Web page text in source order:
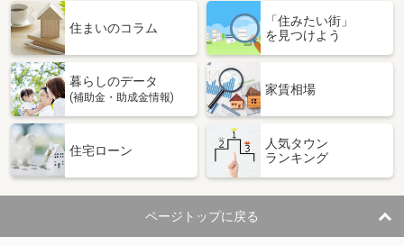
住まいのコラム
「住みたい街」
を見つけよう
暮らしのデータ
(補助金・助成金情報)
家賃相場
住宅ローン
人気タウン
ランキング
ページトップに戻る